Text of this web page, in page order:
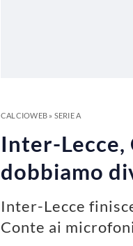
CALCIOWEB» SERIE A
Inter-Lecce,
dobbiamo
Inter-Lecce
Conte ai